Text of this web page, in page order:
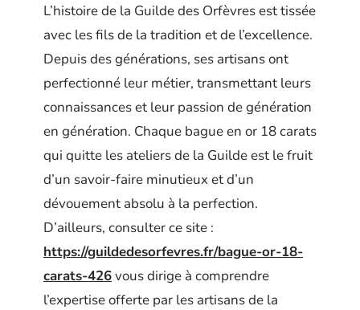
L’histoire de la Guilde des Orfèvres est tissée
avec les fils de la tradition et de l’excellence.
Depuis des générations, ses artisans ont
perfectionné leur métier, transmettant leurs
connaissances et leur passion de génération
en génération. Chaque bague en or 18 carats
qui quitte les ateliers de la Guilde est le fruit
d’un savoir-faire minutieux et d’un
dévouement absolu à la perfection.
D’ailleurs, consulter ce site :
https://guildedesorfevres.fr/bague-or-18-
carats-426vous dirige à comprendre
l’expertise offerte par les artisans de la